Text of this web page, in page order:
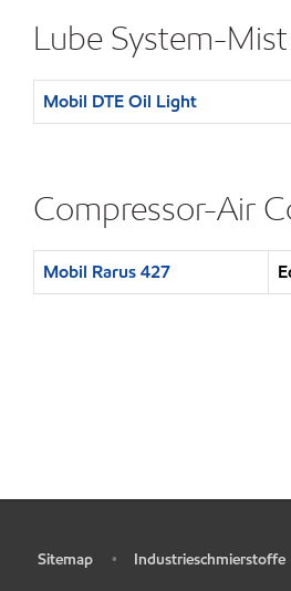
Lube System-
Mobil DTE Oil Light
Compressor-Air
Mobil Rarus 427
Sitemap • Industrieschmierstoffe